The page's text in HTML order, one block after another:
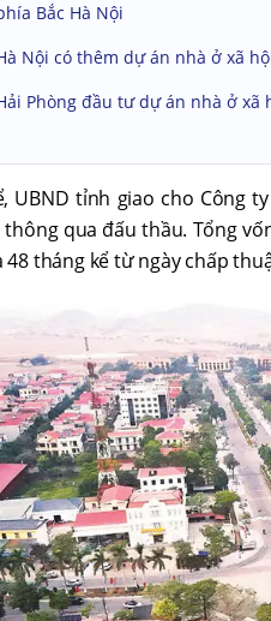
Bắc Hà Nội
Nội có thêm dự án nhà ở xã
Phòng đầu tư dự án nhà ở xã
UBND tỉnh giao cho Công
thông qua đấu thầu. Tổng
48 tháng kể từ ngày chấp